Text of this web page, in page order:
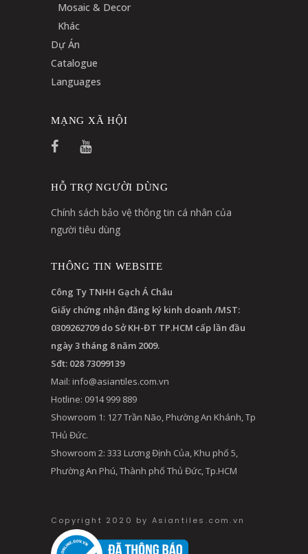
Mosaic & Decor
Khác
Dự Án
Catalogue
Languages
MẠNG XÃ HỘI
HỖ TRỢ NGƯỜI DÙNG
Chính sách bảo vệ thông tin cá nhân của
người tiêu dùng
THÔNG TIN WEBSITE
Công Ty TNHH Gạch Á Châu
Giấy chứng nhận đăng ký kinh doanh /MST:
0309262709 do Sở KH-ĐT TP.HCM cấp lần đầu
ngày 3 tháng 8 năm 2009.
Sđt: 028 73099139
Mail: info@asiantiles.com.vn
Hotline: 0914 999 889
Showroom 1: 127 Trần Não, Phường An Khánh, Tp
THủ Đức.
Showroom 2: 333 Lương Định Của, Khu phố 5,
Phường An Phú, Thành phố Thủ Đức, Tp.HCM
Copyright 2020 by Asiantiles.com.vn